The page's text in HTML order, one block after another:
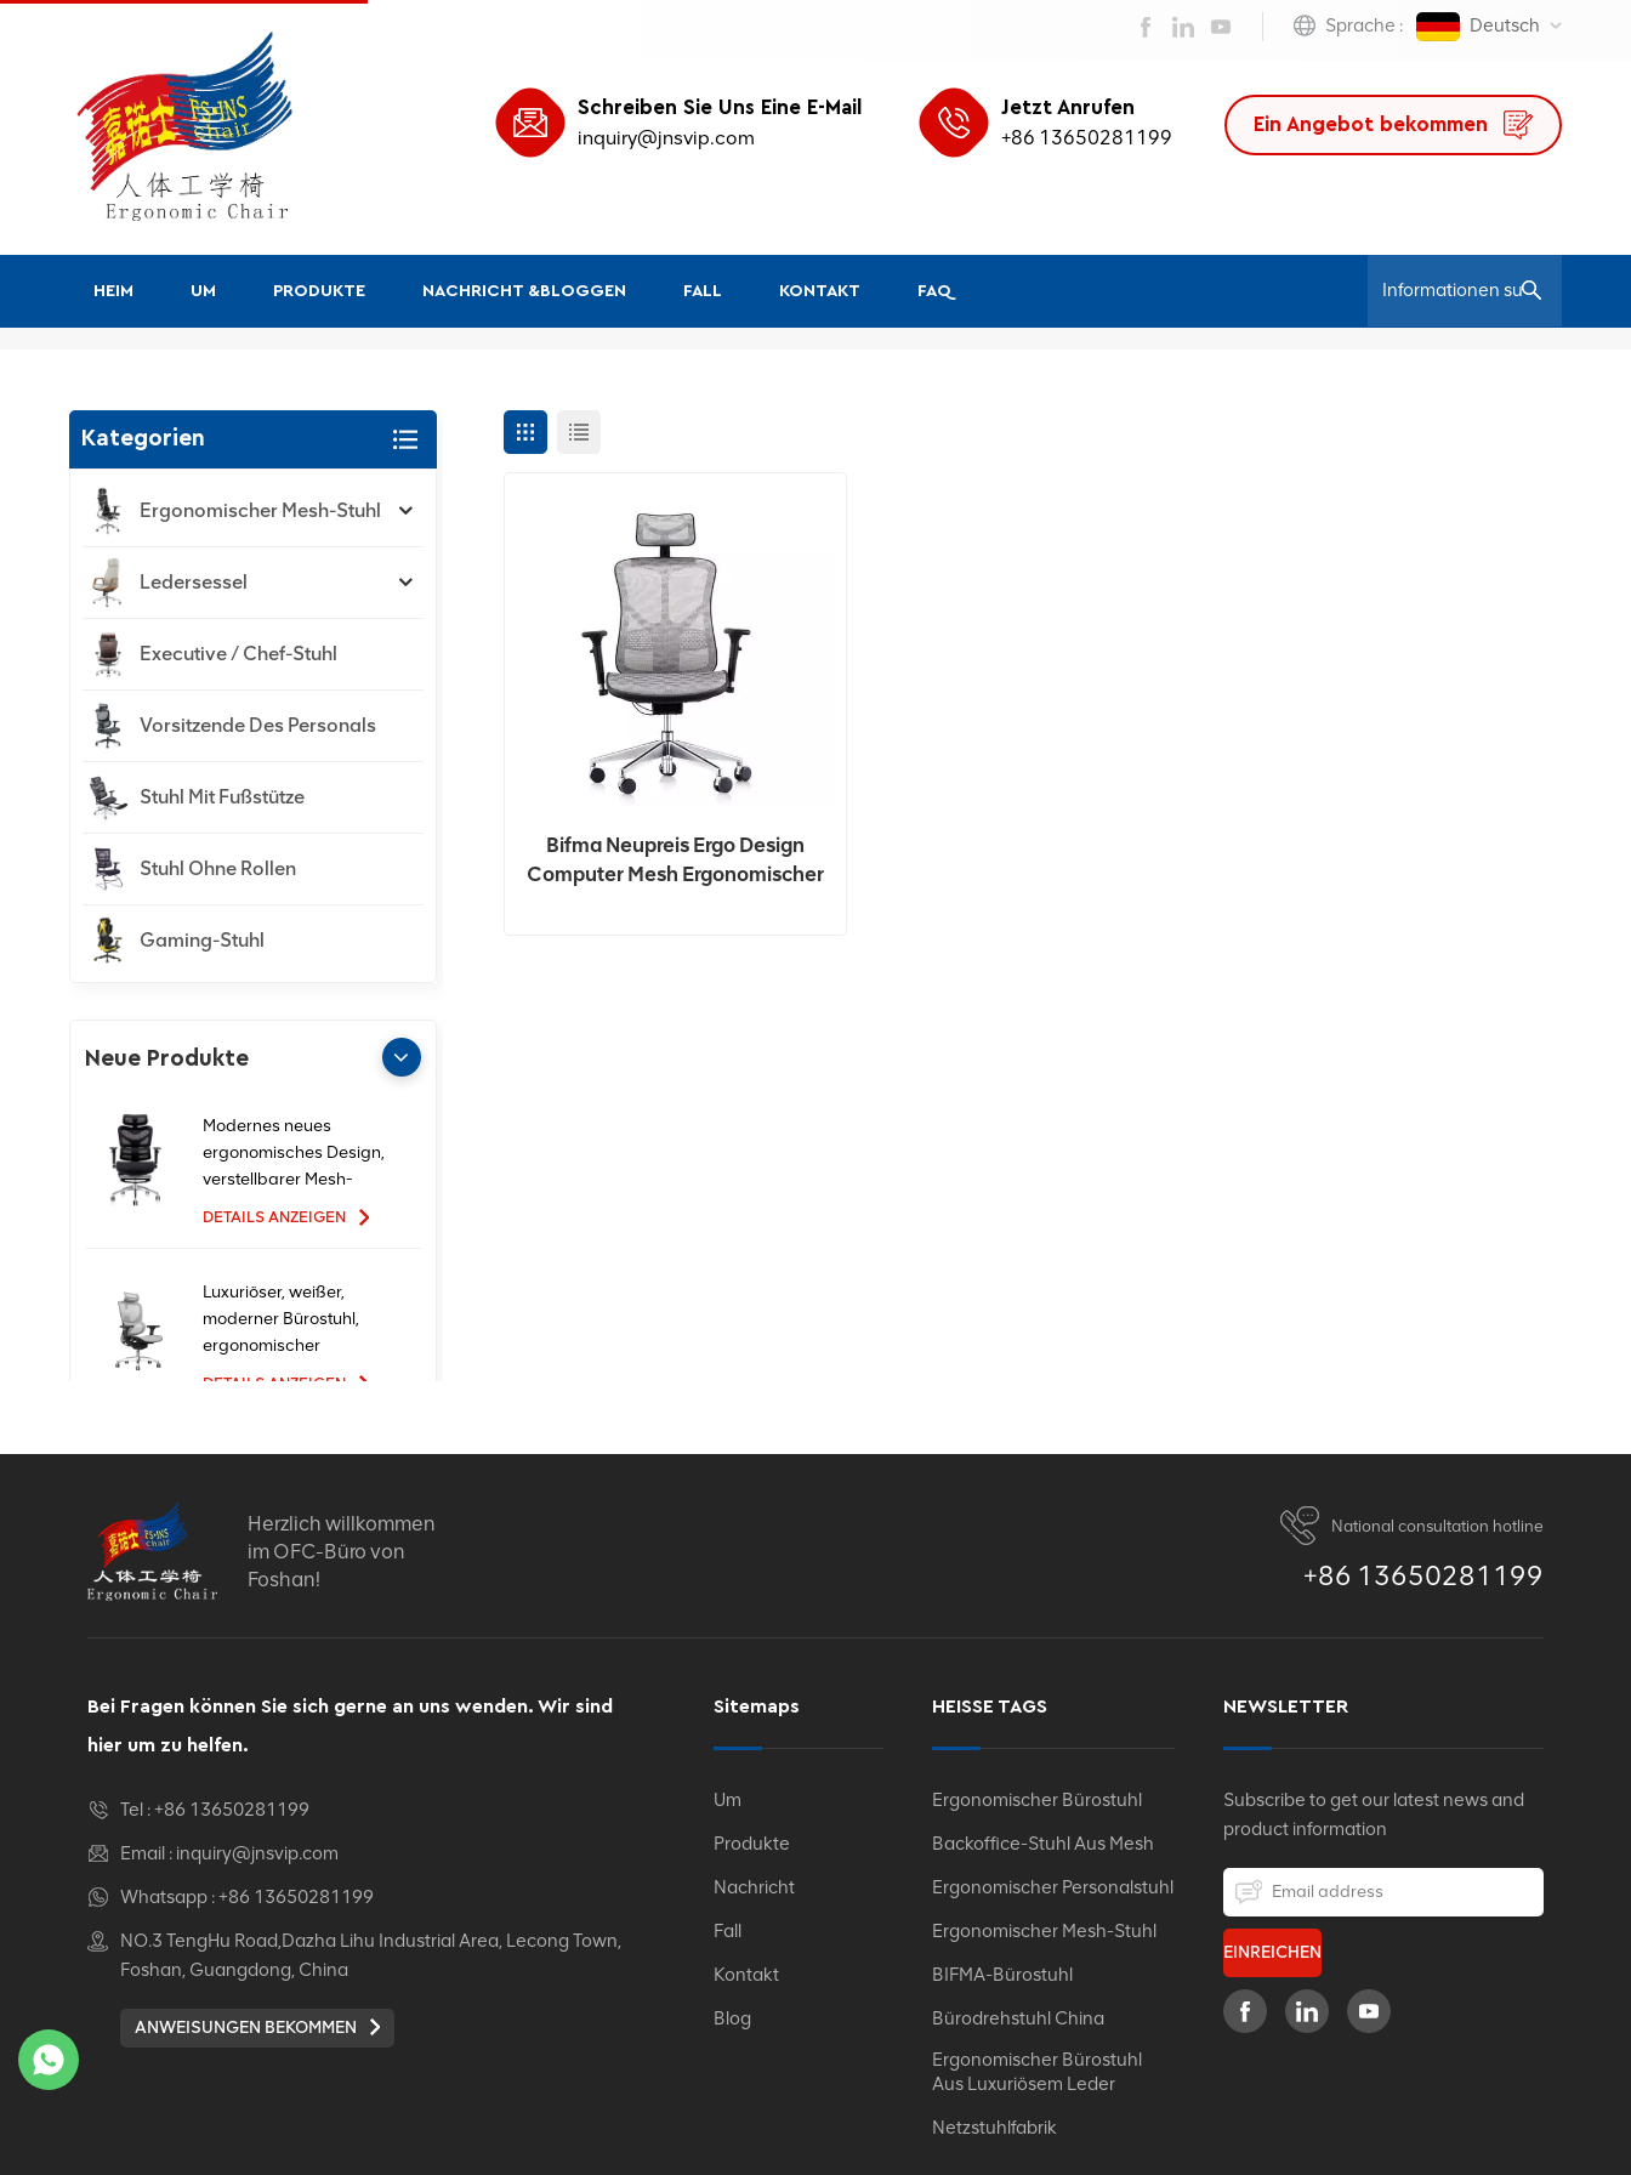
Sprache : Deutsch
Ein Angebot bekommen
Schreiben Sie Uns Eine E-Mail
inquiry@jnsvip.com
Jetzt Anrufen
+86 13650281199
HEIM UM PRODUKTE NACHRICHT &BLOGGEN FALL KONTAKT FAQ
Bifma Neupreis Ergo Design
Computer Mesh Ergonomischer
Kategorien
Ergonomischer Mesh-Stuhl
Ledersessel
Executive / Chef-Stuhl
Vorsitzende Des Personals
Stuhl Mit Fußstütze
Stuhl Ohne Rollen
Gaming-Stuhl
Neue Produkte
Modernes neues
ergonomisches Design,
verstellbarer Mesh-
DETAILS ANZEIGEN
Luxuriöser, weißer,
moderner Bürostuhl,
ergonomischer
Chefsessel mit Mesh-
DETAILS ANZEIGEN
Ergonomische
Design und hoher
DETAILS ANZEIGEN
Bürostuhl
DETAILS ANZEIGEN
Lederstuhl Auding:
Ultimate Komfort für
Büro- und
Hausgebrauch
Auding Ergonomischer
Lederstuhl: Stilvolle
ganzen Tag Komfort
Herzlich willkommen
im OFC-Büro von
Foshan!
National consultation hotline
+86 13650281199
Bei Fragen können Sie sich gerne an uns wenden. Wir sind
hier um zu helfen.
Tel :+86 13650281199
Email : inquiry@jnsvip.com
Whatsapp :+86 13650281199
NO.3 TengHu Road,Dazha Lihu Industrial Area, Lecong Town,
Foshan, Guangdong, China
ANWEISUNGEN BEKOMMEN
Sitemaps
Um
Produkte
Nachricht
Fall
Kontakt
Blog
HEISSE TAGS
Ergonomischer Bürostuhl
Backoffice-Stuhl Aus Mesh
Ergonomischer Personalstuhl
Ergonomischer Mesh-Stuhl
BIFMA-Bürostuhl
Bürodrehstuhl China
Ergonomischer Bürostuhl
Aus Luxuriösem Leder
Netzstuhlfabrik
NEWSLETTER
Subscribe to get our latest news and
product information
EINREICHEN